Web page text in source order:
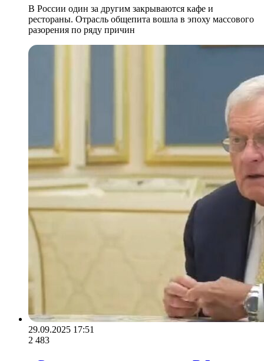
В России один за другим закрываются кафе и
рестораны. Отрасль общепита вошла в эпоху массового
разорения по ряду причин
29.09.2025 17:51
2 483